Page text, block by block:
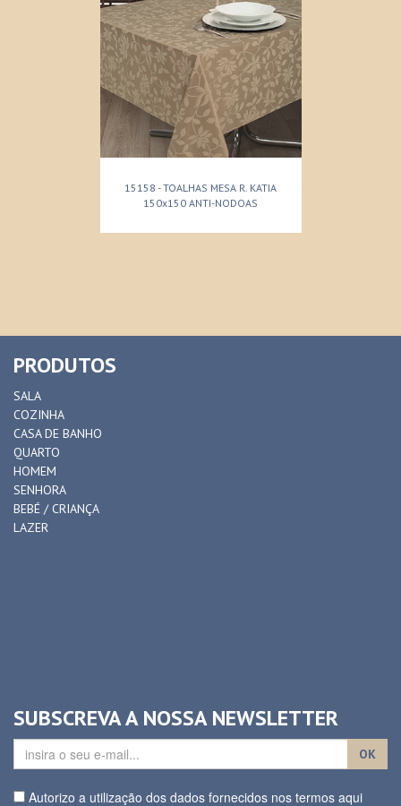
15158 - TOALHAS MESA R. KATIA
150x150 ANTI-NODOAS
PRODUTOS
SALA
COZINHA
CASA DE BANHO
QUARTO
HOMEM
SENHORA
BEBÉ / CRIANÇA
LAZER
SUBSCREVA A NOSSA NEWSLETTER
OK
Autorizo a utilização dos dados fornecidos nos termos aqui